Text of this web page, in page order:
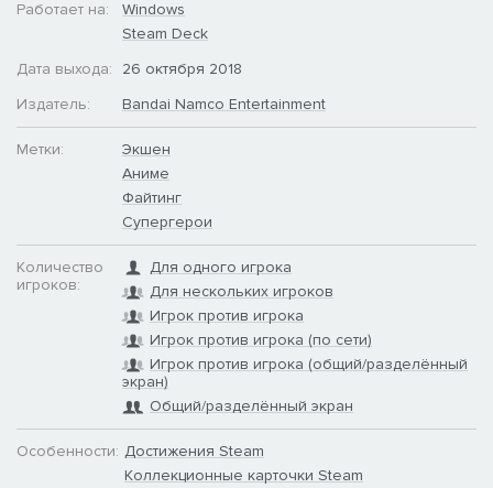
Работает на:
Windows
Steam Deck
Дата выхода:
26 октября 2018
Издатель:
Bandai Namco Entertainment
Метки:
Экшен
Аниме
Файтинг
Супергерои
Количество
игроков:
Для одного игрока
Для нескольких игроков
Игрок против игрока
Игрок против игрока (по сети)
Игрок против игрока (общий/разделённый
экран)
Общий/разделённый экран
Особенности: Достижения Steam
Коллекционные карточки Steam